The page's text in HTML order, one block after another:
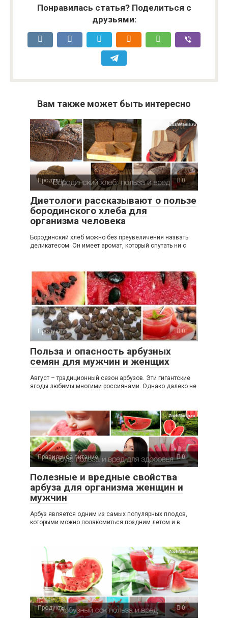
Понравилась статья? Поделиться с
друзьями:
Вам также может быть интересно
Продукты 0
Диетологи рассказывают о пользе
бородинского хлеба для
организма человека
Бородинский хлеб можно без преувеличения назвать
деликатесом. Он имеет аромат, который спутать ни с
Продукты 0
Польза и опасность арбузных
семян для мужчин и женщих
Август – традиционный сезон арбузов. Эти гигантские
ягоды любимы многими россиянами. Однако далеко не
Правильное питание 0
Полезные и вредные свойства
арбуза для организма женщин и
мужчин
Арбуз является одним из самых популярных плодов,
которыми можно полакомиться поздним летом и в
Продукты 0